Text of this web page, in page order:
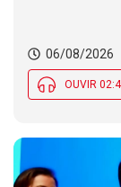
06/08/2026
OUVIR